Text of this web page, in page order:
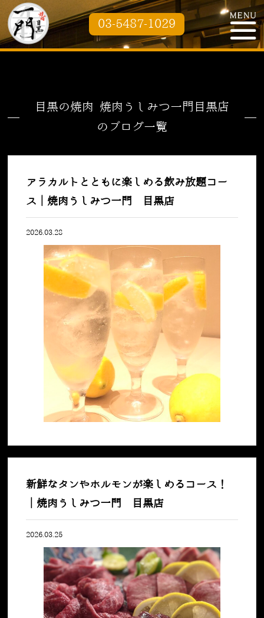
03-5487-1029
目黒の焼肉 焼肉うしみつ一門目黒店
のブログ一覧
アラカルトとともに楽しめる飲み放題コー
ス｜焼肉うしみつ一門 目黒店
2026.03.28
新鮮なタンやホルモンが楽しめるコース！
｜焼肉うしみつ一門 目黒店
2026.03.25